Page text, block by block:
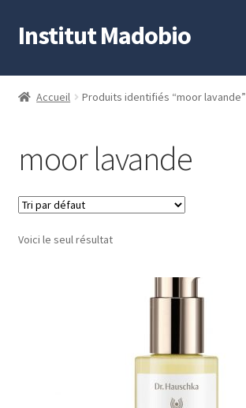
Aller
à
navigation
Aller
au
Institut Madobio
Accueil
Mon compte
Panier
Validation de la commande
Accueil Produits identifiés “moor lavande”
moor lavande
Voici le seul résultat